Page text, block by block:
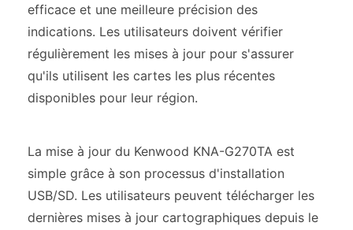
efficace et une meilleure précision des
indications. Les utilisateurs doivent vérifier
régulièrement les mises à jour pour s'assurer
qu'ils utilisent les cartes les plus récentes
disponibles pour leur région.
La mise à jour du Kenwood KNA-G270TA est
simple grâce à son processus d'installation
USB/SD. Les utilisateurs peuvent télécharger les
dernières mises à jour cartographiques depuis le